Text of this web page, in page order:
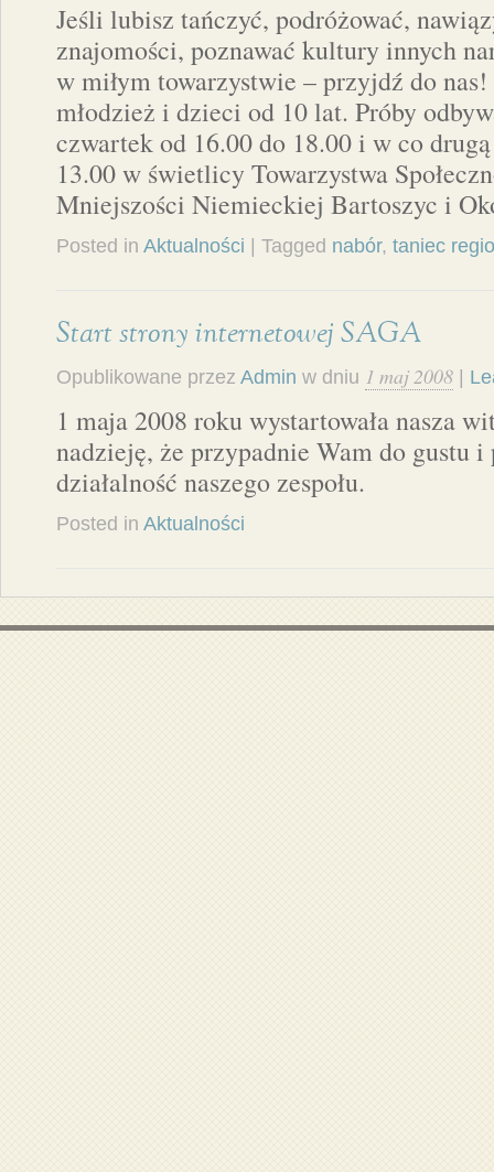
Jeśli lubisz tańczyć, podróżować,
znajomości, poznawać kultury innych
w miłym towarzystwie – przyjdź do
młodzież i dzieci od 10 lat. Próby
czwartek od 16.00 do 18.00 i w co
13.00 w świetlicy Towarzystwa
Mniejszości Niemieckiej Bartoszyc i
Posted in Aktualności | Tagged nabór, taniec
Start strony internetowej SAGA
Opublikowane przez Admin w dniu 1 maj 2008
1 maja 2008 roku wystartowała nasza
nadzieję, że przypadnie Wam do gustu
działalność naszego zespołu.
Posted in Aktualności